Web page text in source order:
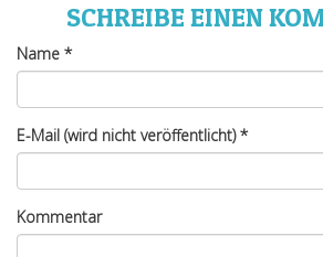
SCHREIBE EINEN
Name *
E-Mail (wird nicht veröffentlicht)*
Kommentar